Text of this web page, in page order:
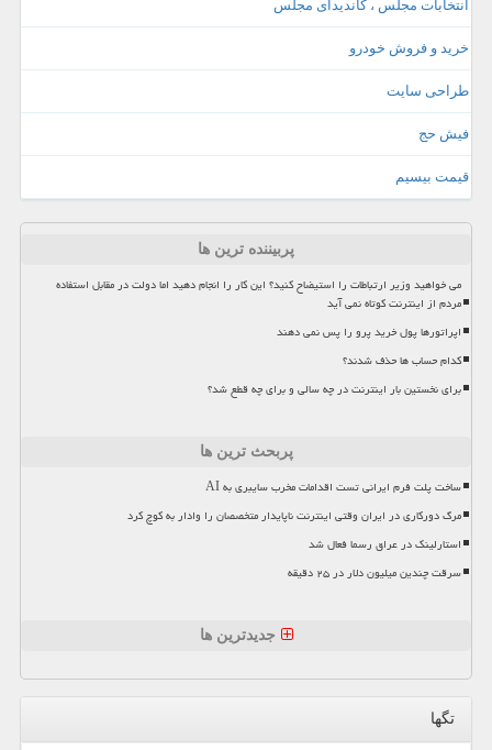
انتخابات مجلس ، کاندیدای مجلس
خرید و فروش خودرو
طراحی سایت
فیش حج
قیمت بیسیم
پربیننده ترین ها
می خواهید وزیر ارتباطات را استیضاح کنید؟ این کار را انجام دهید اما دولت در مقابل استفاده
مردم از اینترنت کوتاه نمی آید
اپراتورها پول خرید پرو را پس نمی دهند
کدام حساب ها حذف شدند؟
برای نخستین بار اینترنت در چه سالی و برای چه قطع شد؟
پربحث ترین ها
ساخت پلت فرم ایرانی تست اقدامات مخرب سایبری به AI
مرگ دورکاری در ایران وقتی اینترنت ناپایدار متخصصان را وادار به کوچ کرد
استارلینک در عراق رسما فعال شد
سرقت چندین میلیون دلار در ۲۵ دقیقه
جدیدترین ها
تگها